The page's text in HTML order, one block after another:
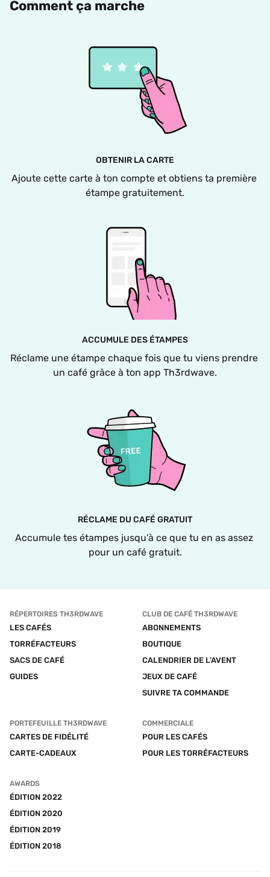
Comment ça marche
OBTENIR LA CARTE
Ajoute cette carte à ton compte et obtiens ta première
étampe gratuitement.
ACCUMULE DES ÉTAMPES
Réclame une étampe chaque fois que tu viens prendre
un café grâce à ton app Th3rdwave.
RÉCLAME DU CAFÉ GRATUIT
Accumule tes étampes jusqu’à ce que tu en as assez
pour un café gratuit.
RÉPERTOIRES TH3RDWAVE
LES CAFÉS
TORRÉFACTEURS
SACS DE CAFÉ
GUIDES
CLUB DE CAFÉ TH3RDWAVE
ABONNEMENTS
BOUTIQUE
CALENDRIER DE L’AVENT
JEUX DE CAFÉ
SUIVRE TA COMMANDE
PORTEFEUILLE TH3RDWAVE
CARTES DE FIDÉLITÉ
CARTE-CADEAUX
COMMERCIALE
POUR LES CAFÉS
POUR LES TORRÉFACTEURS
AWARDS
ÉDITION 2022
ÉDITION 2020
ÉDITION 2019
ÉDITION 2018